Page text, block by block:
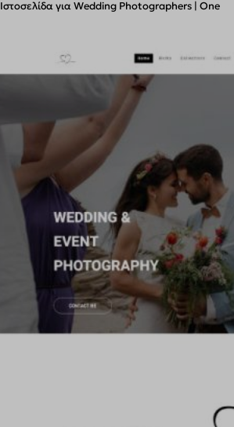
Ιστοσελίδα για Wedding Photographers | One